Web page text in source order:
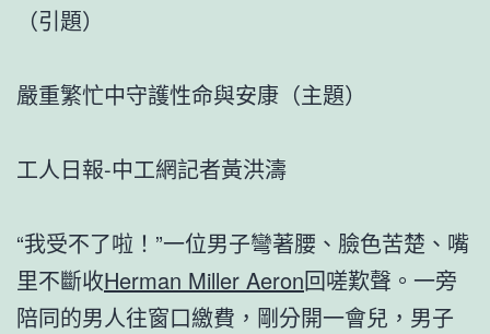
（引題）
嚴重繁忙中守護性命與安康（主題）
工人日報-中工網記者黃洪濤
“我受不了啦！”一位男子彎著腰、臉色苦楚、嘴
里不斷收Herman Miller Aeron回嗟歎聲。一旁
陪同的男人往窗口繳費，剛分開一會兒，男子